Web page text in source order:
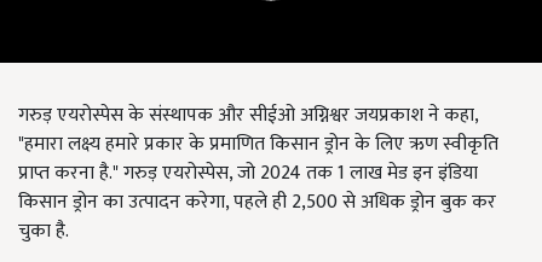
गरुड़ एयरोस्पेस के संस्थापक और सीईओ अग्निश्वर जयप्रकाश ने कहा,
"हमारा लक्ष्य हमारे प्रकार के प्रमाणित किसान ड्रोन के लिए ऋण स्वीकृति
प्राप्त करना है." गरुड़ एयरोस्पेस, जो 2024 तक 1 लाख मेड इन इंडिया
किसान ड्रोन का उत्पादन करेगा, पहले ही 2,500 से अधिक ड्रोन बुक कर
चुका है.